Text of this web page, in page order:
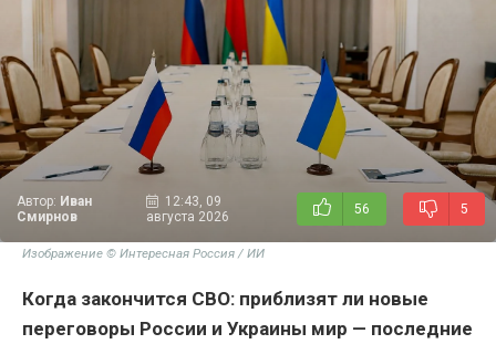
Автор: Иван
Смирнов
12:43, 09
августа 2026
56 5
Изображение © Интересная Россия / ИИ
Когда закончится СВО: приблизят ли новые
переговоры России и Украины мир — последние